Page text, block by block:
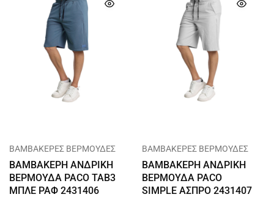
ΒΑΜΒΑΚΕΡΕΣ ΒΕΡΜΟΥΔΕΣ
ΒΑΜΒΑΚΕΡΗ ΑΝΔΡΙΚΗ
ΒΕΡΜΟΥΔΑ PACO TAB3
ΜΠΛΕ ΡΑΦ 2431406
ΒΑΜΒΑΚΕΡΕΣ ΒΕΡΜΟΥΔΕΣ
ΒΑΜΒΑΚΕΡΗ ΑΝΔΡΙΚΗ
ΒΕΡΜΟΥΔΑ PACO
SIMPLE ΑΣΠΡΟ 2431407